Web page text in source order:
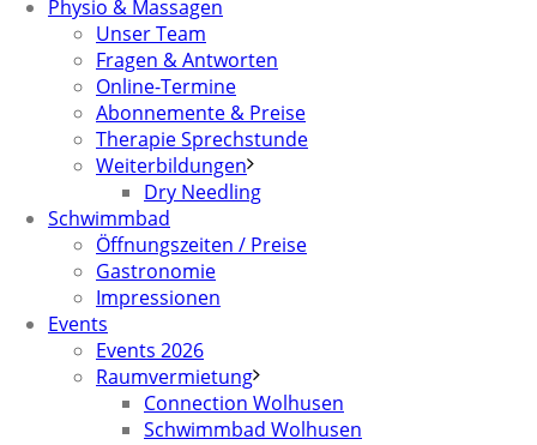
Physio & Massagen
Unser Team
Fragen & Antworten
Online-Termine
Abonnemente & Preise
Therapie Sprechstunde
Weiterbildungen
Dry Needling
Schwimmbad
Öffnungszeiten / Preise
Gastronomie
Impressionen
Events
Events 2026
Raumvermietung
Connection Wolhusen
Schwimmbad Wolhusen